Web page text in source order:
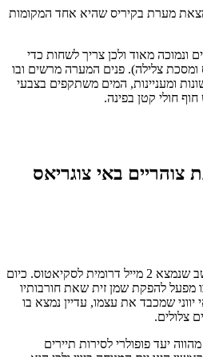
מערת בקיריס שהיא אחד המקומות
ונמוכה מאוד ולכן צריך לשחות כדי
ומסכת צלילה). פנים המערה מרשים ובו
ומעניינות, המים משתקפים בצבעי
חולי קטן בפינה.
צוהריים באי צוגריאס
Tsougrias הוא אי קטן ולא מיושב שנמצא 2 מייל דרומית לסקיאטוס. כיום
מפעל להפקת שמן זית שאת חורבותיו
יווני שמכבד את עצמו, עדיין נמצא בו
צלולים.
יעד פופולרי לסירות תיירים